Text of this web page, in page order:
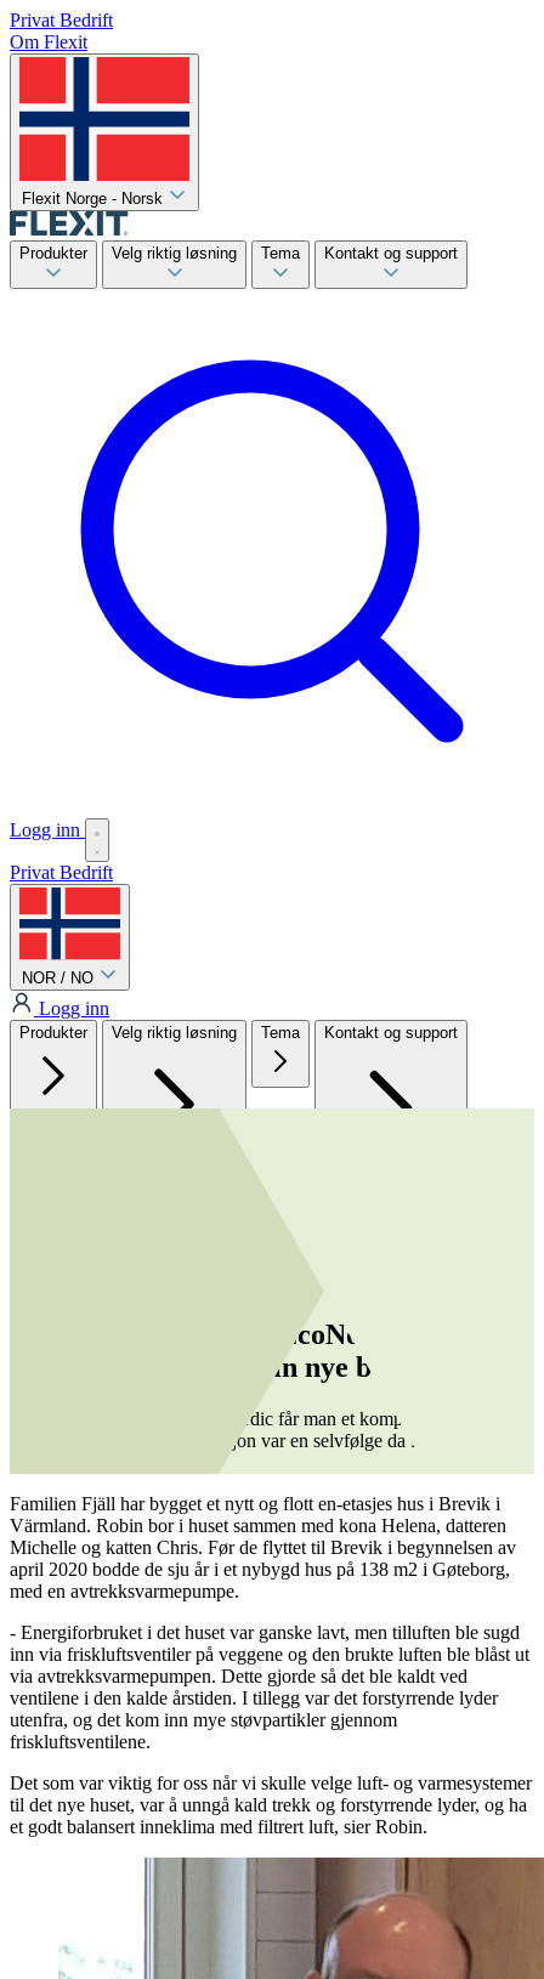
Privat Bedrift
Om Flexit
Flexit Norge - Norsk
Produkter Velg riktig løsning Tema Kontakt og support
Logg inn
Privat Bedrift
NOR / NO
Logg inn
Produkter Velg riktig løsning Tema Kontakt og support
Familien Fjäll valgte EcoNordic inneklimasentral til sin nye
Familien Fjäll valgte EcoNordic
inneklimasentral til sin nye bolig
Med innklimasentralen EcoNordic får man et komplett produkt i
boligen, og balansert ventilasjon var en selvfølge da familien Fjäll
Familien Fjäll har bygget et nytt og flott en-etasjes hus i Brevik i
Värmland. Robin bor i huset sammen med kona Helena, datteren
Michelle og katten Chris. Før de flyttet til Brevik i begynnelsen av
april 2020 bodde de sju år i et nybygd hus på 138 m2 i Gøteborg,
med en avtrekksvarmepumpe.
- Energiforbruket i det huset var ganske lavt, men tilluften ble sugd
inn via friskluftsventiler på veggene og den brukte luften ble blåst ut
via avtrekksvarmepumpen. Dette gjorde så det ble kaldt ved
ventilene i den kalde årstiden. I tillegg var det forstyrrende lyder
utenfra, og det kom inn mye støvpartikler gjennom
friskluftsventilene.
Det som var viktig for oss når vi skulle velge luft- og varmesystemer
til det nye huset, var å unngå kald trekk og forstyrrende lyder, og ha
et godt balansert inneklima med filtrert luft, sier Robin.